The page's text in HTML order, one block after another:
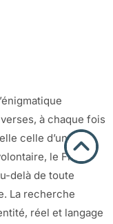
à chaque fois
celle d’une
le Franc-
delà de toute
La recherche
réel et langage